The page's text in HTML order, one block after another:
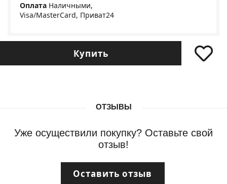
Оплата Наличными,
Visa/MasterCard, Приват24
Купить
ОТЗЫВЫ
Уже осуществили покупку? Оставьте свой
отзыв!
Оставить отзыв